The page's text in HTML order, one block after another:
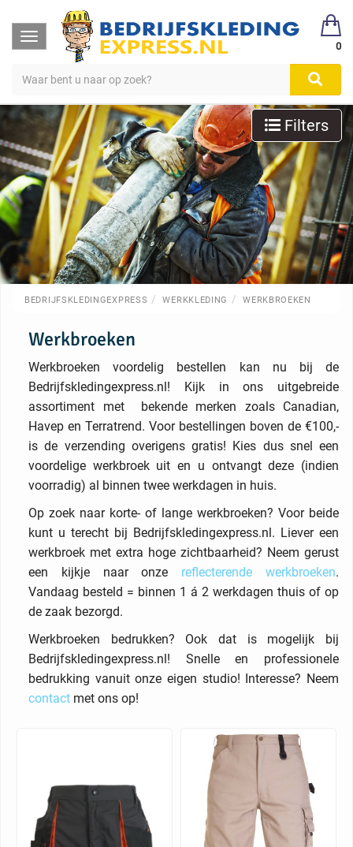
Toggle
navigation
0
BEDRIJFSKLEDINGEXPRESS WERKKLEDING WERKBROEKEN
Filters
Werkbroeken
Werkbroeken voordelig bestellen kan nu bij de
Bedrijfskledingexpress.nl! Kijk in ons uitgebreide
assortiment met bekende merken zoals Canadian,
Havep en Terratrend. Voor bestellingen boven de €100,-
is de verzending overigens gratis! Kies dus snel een
voordelige werkbroek uit en u ontvangt deze (indien
voorradig) al binnen twee werkdagen in huis.
Op zoek naar korte- of lange werkbroeken? Voor beide
kunt u terecht bij Bedrijfskledingexpress.nl. Liever een
werkbroek met extra hoge zichtbaarheid? Neem gerust
een kijkje naar onze reflecterende werkbroeken.
Vandaag besteld = binnen 1 á 2 werkdagen thuis of op
de zaak bezorgd.
Werkbroeken bedrukken? Ook dat is mogelijk bij
Bedrijfskledingexpress.nl! Snelle en professionele
bedrukking vanuit onze eigen studio! Interesse? Neem
contact met ons op!